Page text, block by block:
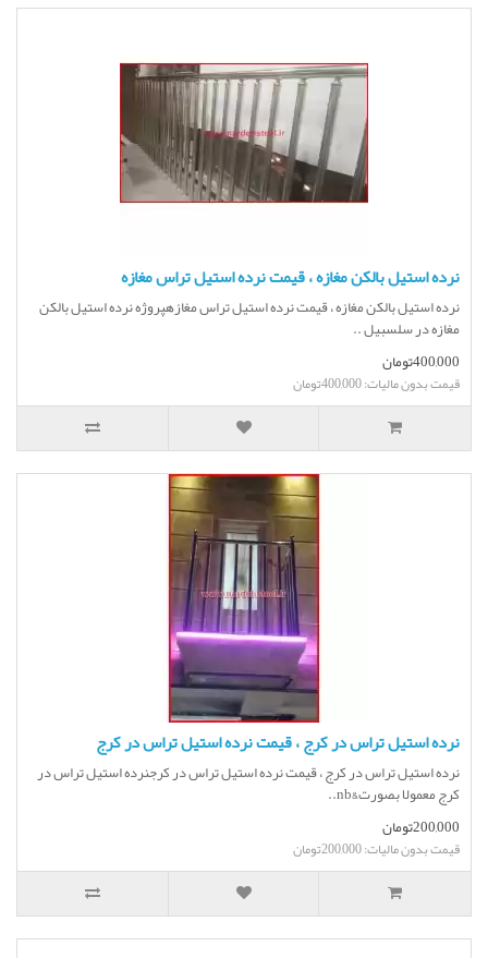
نرده استیل بالکن مغازه ، قیمت نرده استیل تراس مغازه
نرده استیل بالکن مغازه ، قیمت نرده استیل تراس مغازهپروژه نرده استیل بالکن
مغازه در سلسبیل ..
400,000تومان
قیمت بدون مالیات: 400,000تومان
نرده استیل تراس در کرج ، قیمت نرده استیل تراس در کرج
نرده استیل تراس در کرج ، قیمت نرده استیل تراس در کرجنرده استیل تراس در
کرج معمولا بصورت&nb..
200,000تومان
قیمت بدون مالیات: 200,000تومان